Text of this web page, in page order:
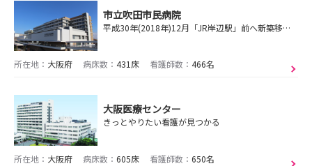
市立吹田市民病院
平成30年(2018年)12月「JR岸辺駅」前へ新築移転し、JR岸部駅から連絡通路で通勤便利です！設備も新しく、綺麗な病院です。
所在地： 大阪府 病床数： 431床 看護師数： 466名
大阪医療センター
きっとやりたい看護が見つかる
所在地： 大阪府 病床数： 605床 看護師数： 650名